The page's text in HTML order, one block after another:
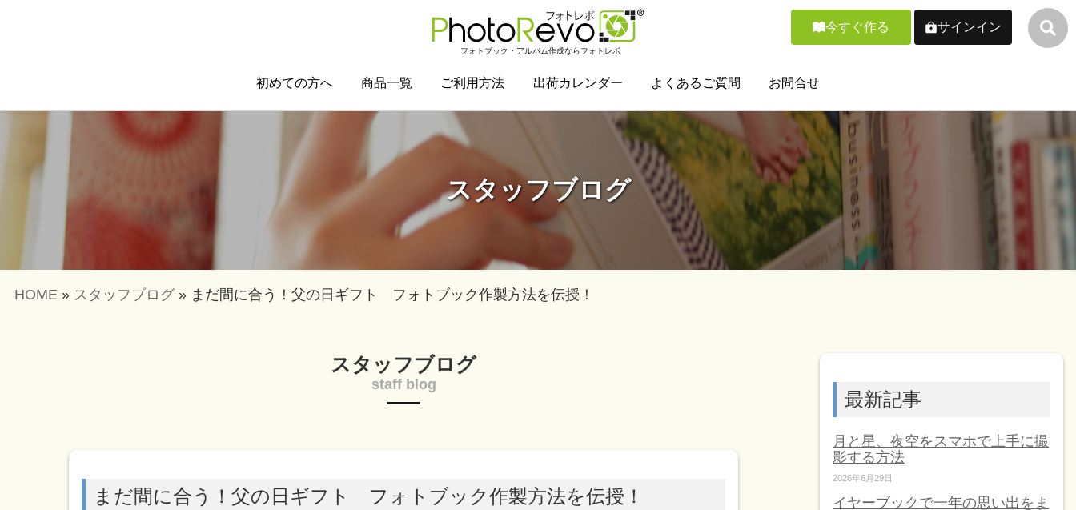
フォトブック・アルバム作成ならフォトレボ
今すぐ作る サインイン
初めての方へ 商品一覧 ご利用方法 出荷カレンダー よくあるご質問 お問合せ
スタッフブログ
HOME » スタッフブログ » まだ間に合う！父の日ギフト フォトブック作製方法を伝授！
スタッフブログ
staff blog
まだ間に合う！父の日ギフト フォトブック作製方法を伝授！
最新記事
月と星、夜空をスマホで上手に撮
影する方法
2026年6月29日
イヤーブックで一年の思い出をま